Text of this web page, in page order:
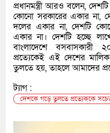
প্রধানমন্ত্রী আরও বলেন,
কোনো সরকারের একার না,
দলের একার না, দেশটি
একার না। দেশটি হচ্ছে
বাংলাদেশে বসবাসকারী
প্রত্যেকেই এই দেশের
তুলতে হয়, তাহলে আমাদের
ট্যাগ :
দেশকে গড়ে তুলতে প্রত্যেককে